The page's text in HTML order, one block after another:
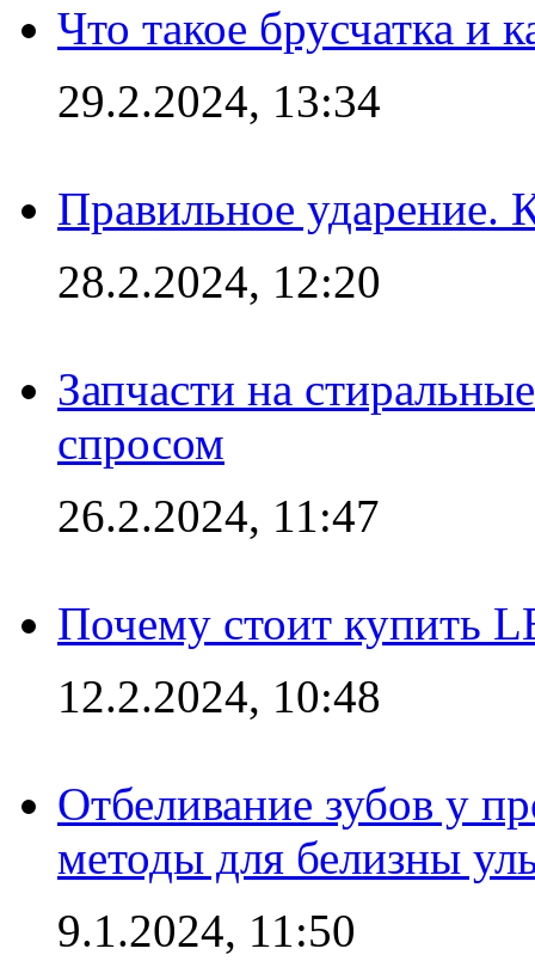
Что такое брусчатка и
29.2.2024, 13:34
Правильное ударение.
28.2.2024, 12:20
Запчасти на
спросом
26.2.2024, 11:47
Почему стоит купить
12.2.2024, 10:48
Отбеливание зубов у
методы для белизны
9.1.2024, 11:50